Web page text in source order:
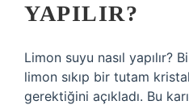
YAPILIR?
Limon suyu nasıl yapılır?
limon sıkıp bir tutam
gerektiğini açıkladı. Bu